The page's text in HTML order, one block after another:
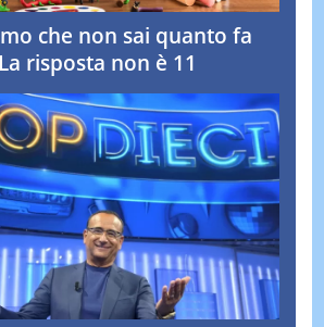
che non sai quanto fa
risposta non è 11